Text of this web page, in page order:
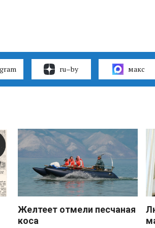
ru–by макс
Желтеет отмели песчаная
коса